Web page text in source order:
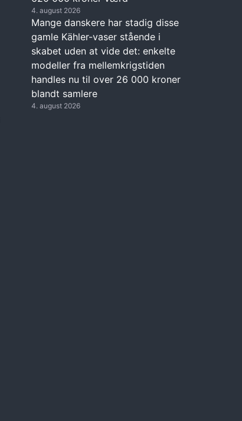
4. august 2026
Mange danskere har stadig disse
gamle Kähler-vaser stående i
skabet uden at vide det: enkelte
modeller fra mellemkrigstiden
handles nu til over 26 000 kroner
blandt samlere
4. august 2026